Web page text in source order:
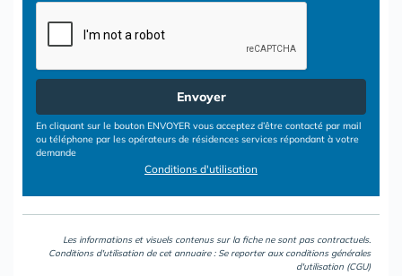
Envoyer
En cliquant sur le bouton ENVOYER vous acceptez d’être contacté par mail
ou téléphone par les opérateurs de résidences services répondant à votre
demande
Conditions d'utilisation
Les informations et visuels contenus sur la fiche ne sont pas contractuels.
Conditions d'utilisation de cet annuaire : Se reporter aux conditions générales
d'utilisation (CGU)